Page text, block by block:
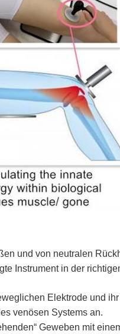
und von neutralen
Instrument in der
Elektrode und
venösen Systems an.
Geweben mit